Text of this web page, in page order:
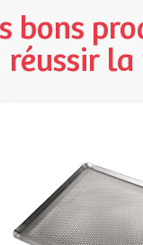
bons
réussir la